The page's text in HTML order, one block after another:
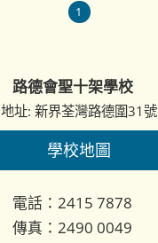
1
路德會聖十架學校
地址: 新界荃灣路德圍31號
學校地圖
電話：2415 7878
傳真：2490 0049